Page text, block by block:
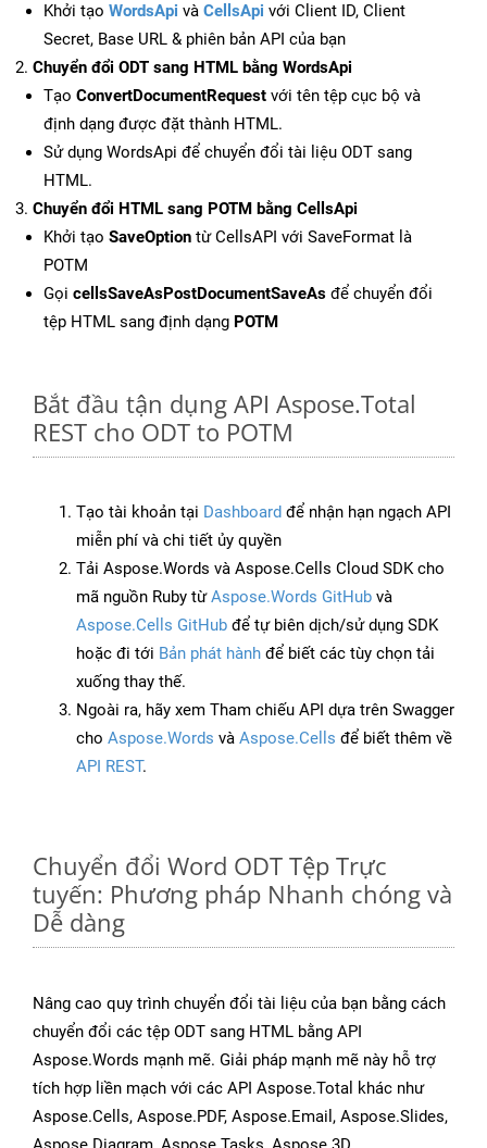
Khởi tạo WordsApi và CellsApi với Client ID, Client
Secret, Base URL & phiên bản API của bạn
Chuyển đổi ODT sang HTML bằng WordsApi
Tạo ConvertDocumentRequest với tên tệp cục bộ và
định dạng được đặt thành HTML.
Sử dụng WordsApi để chuyển đổi tài liệu ODT sang
HTML.
Chuyển đổi HTML sang POTM bằng CellsApi
Khởi tạo SaveOption từ CellsAPI với SaveFormat là
POTM
Gọi cellsSaveAsPostDocumentSaveAs để chuyển đổi
tệp HTML sang định dạng POTM
Bắt đầu tận dụng API Aspose.Total
REST cho ODT to POTM
Tạo tài khoản tại Dashboard để nhận hạn ngạch API
miễn phí và chi tiết ủy quyền
Tải Aspose.Words và Aspose.Cells Cloud SDK cho
mã nguồn Ruby từAspose.Words GitHub và
Aspose.Cells GitHub để tự biên dịch/sử dụng SDK
hoặc đi tới Bản phát hành để biết các tùy chọn tải
xuống thay thế.
Ngoài ra, hãy xem Tham chiếu API dựa trên Swagger
cho Aspose.Words và Aspose.Cells để biết thêm về
API REST.
Chuyển đổi Word ODT Tệp Trực
tuyến: Phương pháp Nhanh chóng và
Dễ dàng
Nâng cao quy trình chuyển đổi tài liệu của bạn bằng cách
chuyển đổi các tệp ODT sang HTML bằng API
Aspose.Words mạnh mẽ. Giải pháp mạnh mẽ này hỗ trợ
tích hợp liền mạch với các API Aspose.Total khác như
Aspose.Cells, Aspose.PDF, Aspose.Email, Aspose.Slides,